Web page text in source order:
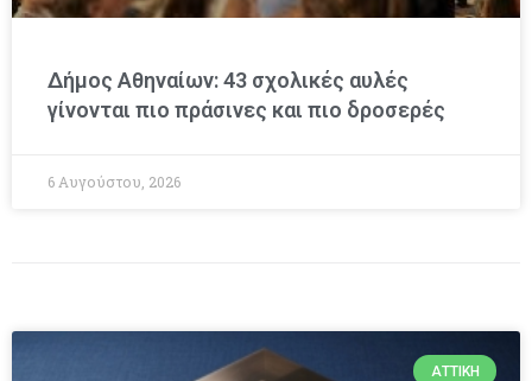
Δήμος Αθηναίων: 43 σχολικές αυλές
γίνονται πιο πράσινες και πιο δροσερές
6 Αυγούστου, 2026
ΑΤΤΙΚΉ